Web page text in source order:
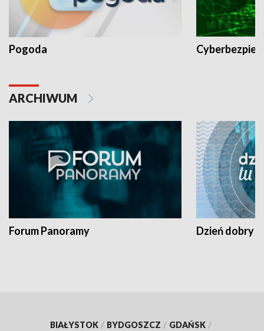
Pogoda
ARCHIWUM
Forum Panoramy Dzień dobry
BIAŁYSTOK / BYDGOSZCZ / GDAŃSK /